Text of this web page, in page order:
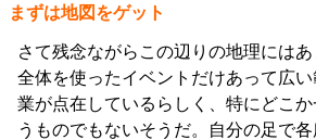
まずは地図をゲット
さて残念ながらこの辺りの地理には
全体を使ったイベントだけあって広
業が点在しているらしく、特にどこ
うものでもないそうだ。自分の足で